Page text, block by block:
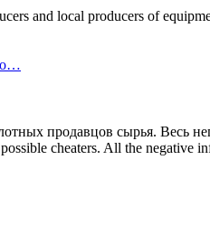
and local producers of
продавцов сырья. Весь
cheaters. All the negative